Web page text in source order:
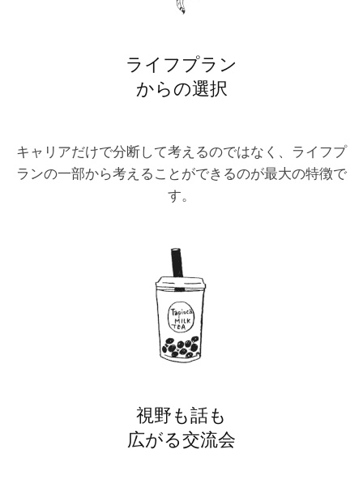
ライフプラン
からの選択
キャリアだけで分断して考えるのではなく、ライフプ
ランの一部から考えることができるのが最大の特徴で
す。
視野も話も
広がる交流会